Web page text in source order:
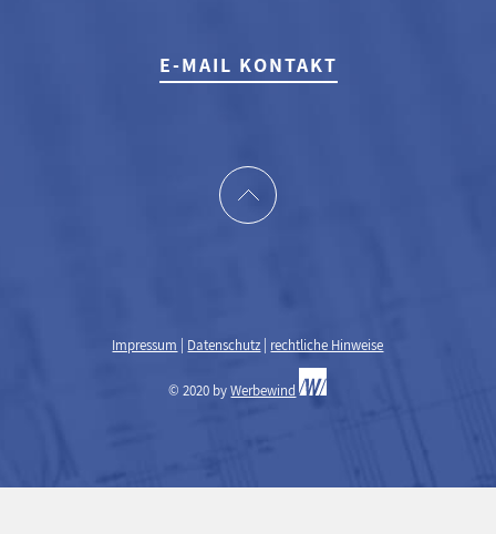
E-MAIL KONTAKT
Impressum Datenschutz rechtliche Hinweise
© 2020 byWerbewind